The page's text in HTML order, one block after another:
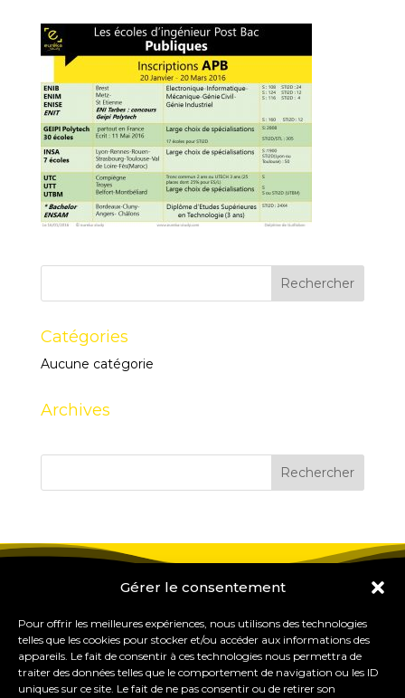
Gérer le consentement
Pour offrir les meilleures expériences, nous utilisons des technologies
telles que les cookies pour stocker et/ou accéder aux informations des
appareils. Le fait de consentir à ces technologies nous permettra de
traiter des données telles que le comportement de navigation ou les ID
uniques sur ce site. Le fait de ne pas consentir ou de retirer son
Catégories
Aucune catégorie
Archives